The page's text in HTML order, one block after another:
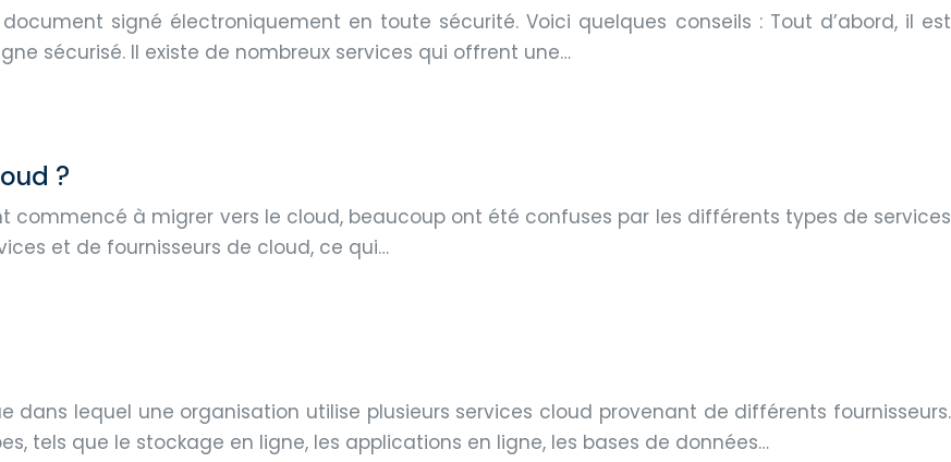
signé électroniquement en toute sécurité. Voici quelques conseils : Tout d’abord, il est
sécurisé. Il existe de nombreux services qui offrent une…
?
commencé à migrer vers le cloud, beaucoup ont été confuses par les différents types de services
et de fournisseurs de cloud, ce qui…
lequel une organisation utilise plusieurs services cloud provenant de différents fournisseurs.
tels que le stockage en ligne, les applications en ligne, les bases de données…